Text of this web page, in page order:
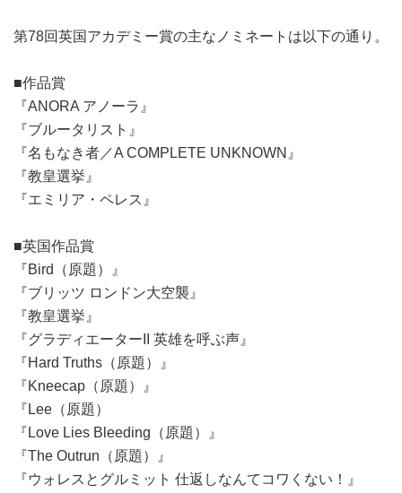
第78回英国アカデミー賞の主なノミネートは以下の通り。
■作品賞
『ANORA アノーラ』
『ブルータリスト』
『名もなき者／A COMPLETE UNKNOWN』
『教皇選挙』
『エミリア・ペレス』
■英国作品賞
『Bird（原題）』
『ブリッツ ロンドン大空襲』
『教皇選挙』
『グラディエーターII 英雄を呼ぶ声』
『Hard Truths（原題）』
『Kneecap（原題）』
『Lee（原題）
『Love Lies Bleeding（原題）』
『The Outrun（原題）』
『ウォレスとグルミット 仕返しなんてコワくない！』